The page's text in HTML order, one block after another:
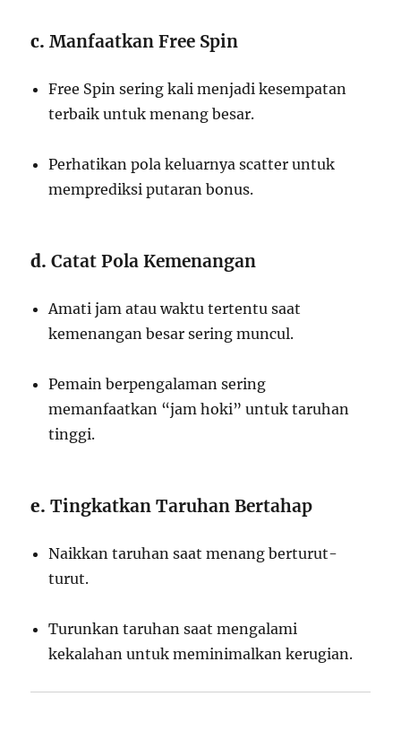
c.Manfaatkan Free Spin
Free Spin sering kali menjadi kesempatan
terbaik untuk menang besar.
Perhatikan pola keluarnya scatter untuk
memprediksi putaran bonus.
d.Catat Pola Kemenangan
Amati jam atau waktu tertentu saat
kemenangan besar sering muncul.
Pemain berpengalaman sering
memanfaatkan “jam hoki” untuk taruhan
tinggi.
e.Tingkatkan Taruhan Bertahap
Naikkan taruhan saat menang berturut-
turut.
Turunkan taruhan saat mengalami
kekalahan untuk meminimalkan kerugian.